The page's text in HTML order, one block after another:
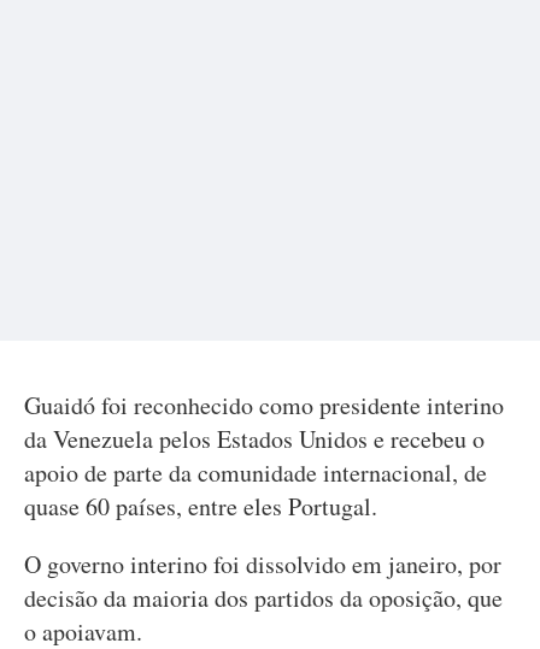
Guaidó foi reconhecido como presidente interino
da Venezuela pelos Estados Unidos e recebeu o
apoio de parte da comunidade internacional, de
quase 60 países, entre eles Portugal.
O governo interino foi dissolvido em janeiro, por
decisão da maioria dos partidos da oposição, que
o apoiavam.